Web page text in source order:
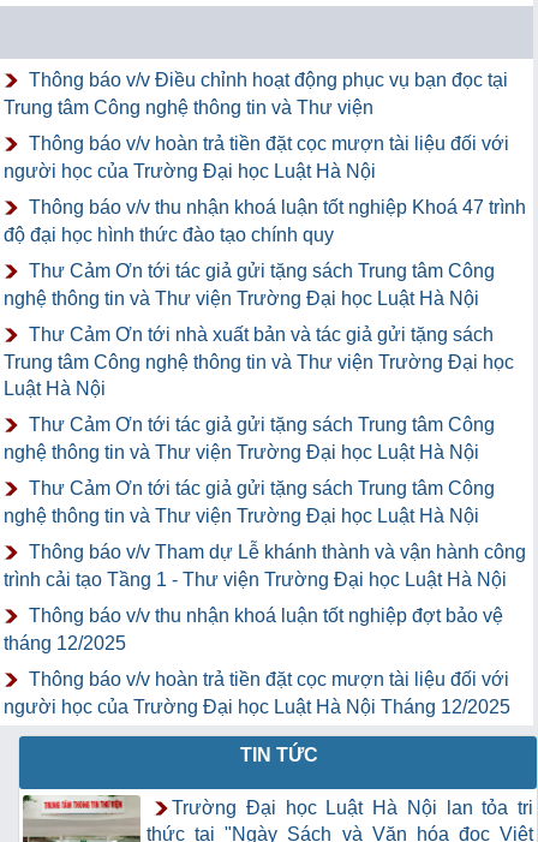
Thông báo v/v Điều chỉnh hoạt động phục vụ bạn đọc tại
Trung tâm Công nghệ thông tin và Thư viện
Thông báo v/v hoàn trả tiền đặt cọc mượn tài liệu đối với
người học của Trường Đại học Luật Hà Nội
Thông báo v/v thu nhận khoá luận tốt nghiệp Khoá 47 trình
độ đại học hình thức đào tạo chính quy
Thư Cảm Ơn tới tác giả gửi tặng sách Trung tâm Công
nghệ thông tin và Thư viện Trường Đại học Luật Hà Nội
Thư Cảm Ơn tới nhà xuất bản và tác giả gửi tặng sách
Trung tâm Công nghệ thông tin và Thư viện Trường Đại học
Luật Hà Nội
Thư Cảm Ơn tới tác giả gửi tặng sách Trung tâm Công
nghệ thông tin và Thư viện Trường Đại học Luật Hà Nội
Thư Cảm Ơn tới tác giả gửi tặng sách Trung tâm Công
nghệ thông tin và Thư viện Trường Đại học Luật Hà Nội
Thông báo v/v Tham dự Lễ khánh thành và vận hành công
trình cải tạo Tầng 1 - Thư viện Trường Đại học Luật Hà Nội
Thông báo v/v thu nhận khoá luận tốt nghiệp đợt bảo vệ
tháng 12/2025
Thông báo v/v hoàn trả tiền đặt cọc mượn tài liệu đối với
người học của Trường Đại học Luật Hà Nội Tháng 12/2025
TIN TỨC
Trường Đại học Luật Hà Nội lan tỏa tri
thức tại "Ngày Sách và Văn hóa đọc Việt